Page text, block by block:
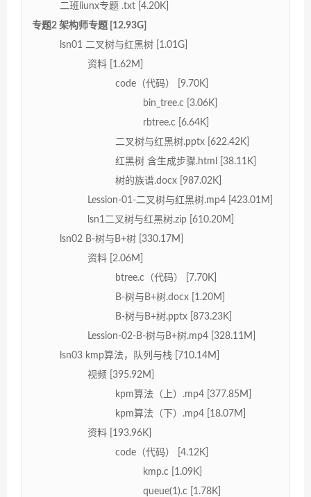
二班liunx专题 .txt [4.20K]
专题2 架构师专题 [12.93G]
lsn01 二叉树与红黑树 [1.01G]
资料 [1.62M]
code（代码） [9.70K]
bin_tree.c [3.06K]
rbtree.c [6.64K]
二叉树与红黑树.pptx [622.42K]
红黑树 含生成步骤.html [38.11K]
树的族谱.docx [987.02K]
Lession-01-二叉树与红黑树.mp4 [423.01M]
lsn1二叉树与红黑树.zip [610.20M]
lsn02 B-树与B+树 [330.17M]
资料 [2.06M]
btree.c（代码） [7.70K]
B-树与B+树.docx [1.20M]
B-树与B+树.pptx [873.23K]
Lession-02-B-树与B+树.mp4 [328.11M]
lsn03 kmp算法，队列与栈 [710.14M]
视频 [395.92M]
kpm算法（上）.mp4 [377.85M]
kpm算法（下）.mp4 [18.07M]
资料 [193.96K]
code（代码） [4.12K]
kmp.c [1.09K]
queue(1).c [1.78K]